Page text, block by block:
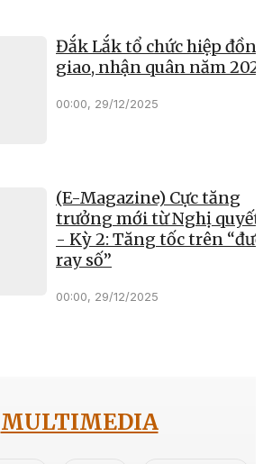
Đắk Lắk tổ chức hiệp
giao, nhận quân năm
00:00, 29/12/2025
(E-Magazine) Cực tăng
trưởng mới từ Nghị quyết
- Kỳ 2: Tăng tốc trên
ray số”
00:00, 29/12/2025
MULTIMEDIA